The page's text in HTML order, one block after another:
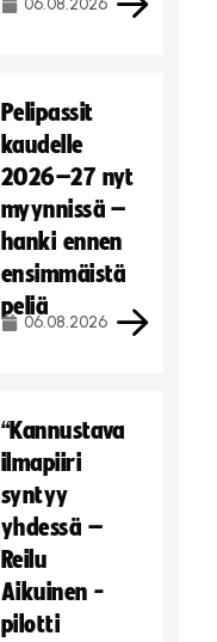
06.08.2026
Pelipassit
kaudelle
2026–27 nyt
myynnissä –
hanki ennen
ensimmäistä
peliä
06.08.2026
“Kannustava
ilmapiiri
syntyy
yhdessä –
Reilu
Aikuinen -
pilotti